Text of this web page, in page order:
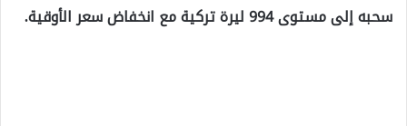
سحبه إلى مستوى 994 ليرة تركية مع انخفاض سعر الأوقية.